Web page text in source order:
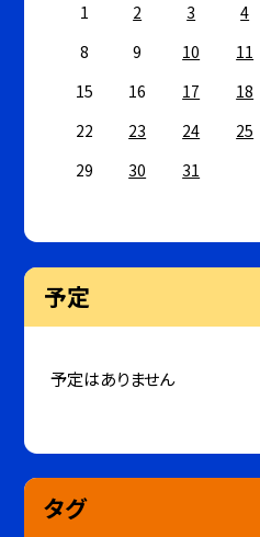
1 2 3 4
8
9 10 11
15
16 17 18
22
23 24 25
29
30 31
予定
予定はありません
タグ